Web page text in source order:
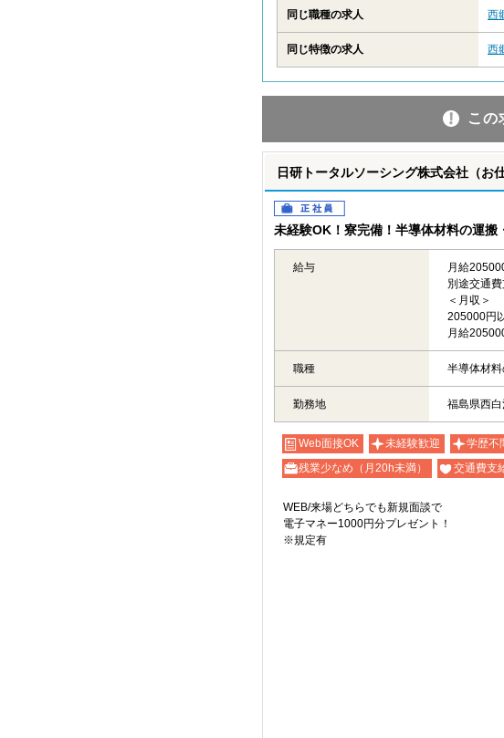
同じ職種の求人 西
同じ特徴の求人 西
この
日研トータルソーシング株式会社（お
正社員
未経験OK！寮完備！半導体材料の運搬
給与
月給
別途交通
＜月収＞
205000円
月給
職種 半導体材
勤務地 福島県西
Web面接OK 未経験歓迎 学歴不
残業少なめ（月20h未満）
交通費支
WEB/来場どちらでも新規面談で
電子マネー1000円分プレゼント！
※規定有